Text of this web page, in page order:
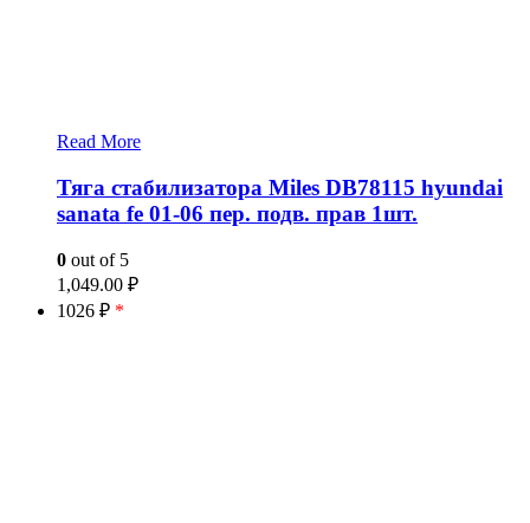
Read More
Тяга стабилизатора Miles DB78115 hyundai
sanata fe 01-06 пер. подв. прав 1шт.
0 out of 5
1,049.00 ₽
1026 ₽ *